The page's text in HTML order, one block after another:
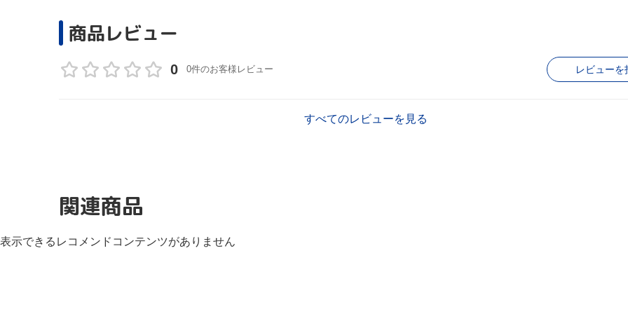
商品レビュー
0 0件のお客様レビュー レビューを
すべてのレビューを見る
関連商品
表示できるレコメンドコンテンツがありません